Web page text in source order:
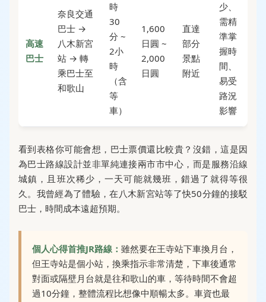
高速
巴士
奈良交通
巴士 →
八木新宮
站 → 轉
乘巴士至
和歌山
時
30
分 ~
2小
時
（含
等
車）
1,600
日圓 ~
2,000
日圓
直達
部分
景點
附近
少、
需精
準掌
握時
間、
易受
路況
影響
看到表格你可能會想，巴士票價還比較貴？沒錯，這是因
為巴士路線設計並非單純連接兩市市中心，而是服務沿線
城鎮，且班次稀少，一天可能就幾班，錯過了就得等很
久。我曾經為了體驗，在八木新宮站等了快50分鐘的接駁
巴士，時間成本遠超預期。
個人心得首推JR路線： 雖然要在王寺站下車換月台，
但王寺站是個小站，換乘指示非常清楚，下車後通常
對面或隔壁月台就是往和歌山的車，等待時間不會超
過10分鐘，整體流程比想像中順暢太多。車資也最